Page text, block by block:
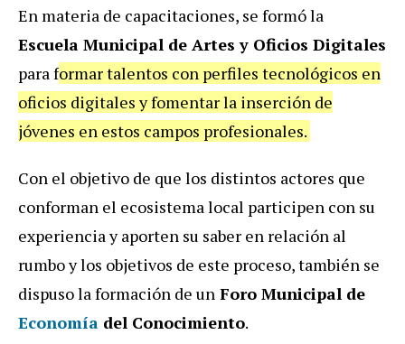
En materia de capacitaciones, se formó la
Escuela Municipal de Artes y Oficios Digitales
para formar talentos con perfiles tecnológicos en
oficios digitales y fomentar la inserción de
jóvenes en estos campos profesionales.
Con el objetivo de que los distintos actores que
conforman el ecosistema local participen con su
experiencia y aporten su saber en relación al
rumbo y los objetivos de este proceso, también se
dispuso la formación de un Foro Municipal de
Economía del Conocimiento.